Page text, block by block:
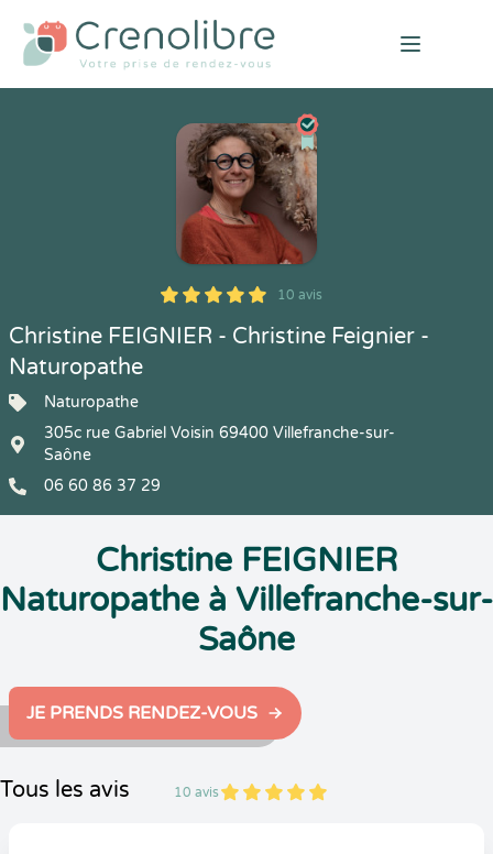
Open
5
1
5
10 10 avis
Christine FEIGNIER - Christine Feignier -
Naturopathe
Naturopathe
305c rue Gabriel Voisin 69400 Villefranche-sur-
Saône
06 60 86 37 29
Christine FEIGNIER
Naturopathe à Villefranche-sur-
Saône
JE PRENDS RENDEZ-VOUS
Tous les avis 10 avis 5
1
5
10